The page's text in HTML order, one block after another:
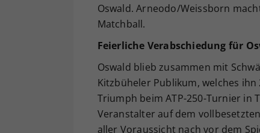
Oswald. Arneodo/Weissborn
Matchball.
Feierliche Verabschiedung für
Oswald blieb zusammen mit
Kitzbüheler Publikum, welches ihn
Triumph beim ATP-250-Turnier in
Veranstalter auf dem
aller Voraussicht nach vor dem